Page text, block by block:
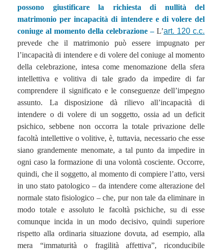
possono giustificare la richiesta di nullità del
matrimonio per incapacità di intendere e di volere del
coniuge al momento della celebrazione – L’art. 120 c.c.
prevede che il matrimonio può essere impugnato per
l’incapacità di intendere e di volere del coniuge al momento
della celebrazione, intesa come menomazione della sfera
intellettiva e volitiva di tale grado da impedire di far
comprendere il significato e le conseguenze dell’impegno
assunto. La disposizione dà rilievo all’incapacità di
intendere o di volere di un soggetto, ossia ad un deficit
psichico, sebbene non occorra la totale privazione delle
facoltà intellettive o volitive, è, tuttavia, necessario che esse
siano grandemente menomate, a tal punto da impedire in
ogni caso la formazione di una volontà cosciente. Occorre,
quindi, che il soggetto, al momento di compiere l’atto, versi
in uno stato patologico – da intendere come alterazione del
normale stato fisiologico – che, pur non tale da eliminare in
modo totale e assoluto le facoltà psichiche, su di esse
comunque incida in un modo decisivo, quindi superiore
rispetto alla ordinaria situazione dovuta, ad esempio, alla
mera “immaturità o fragilità affettiva”, riconducibile